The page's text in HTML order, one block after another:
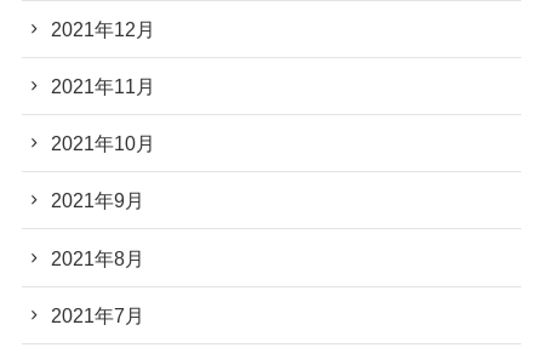
2021年12月
2021年11月
2021年10月
2021年9月
2021年8月
2021年7月